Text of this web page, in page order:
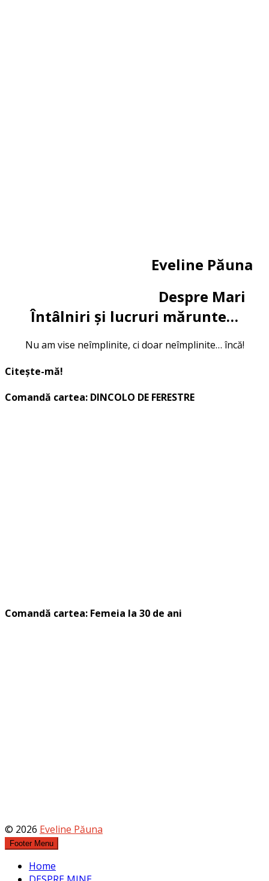
Eveline Păuna
Despre Mari
Întâlniri și lucruri mărunte…
Nu am vise neîmplinite, ci doar neîmplinite… încă!
Citește-mă!
Comandă cartea: DINCOLO DE FERESTRE
Comandă cartea: Femeia la 30 de ani
© 2026 Eveline Păuna
Footer Menu
Home